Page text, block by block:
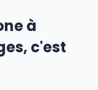
à
, c'est